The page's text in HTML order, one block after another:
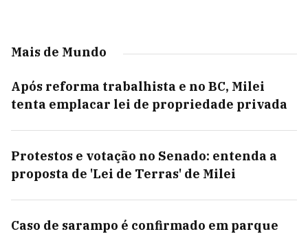
Mais de Mundo
Após reforma trabalhista e no BC, Milei
tenta emplacar lei de propriedade privada
Protestos e votação no Senado: entenda a
proposta de 'Lei de Terras' de Milei
Caso de sarampo é confirmado em parque